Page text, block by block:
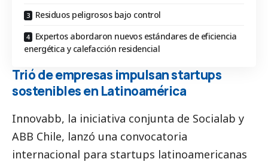
Residuos peligrosos bajo control
Expertos abordaron nuevos estándares de eficiencia
energética y calefacción residencial
Trió de empresas impulsan startups
sostenibles en Latinoamérica
Innovabb, la iniciativa conjunta de Socialab y
ABB Chile, lanzó una convocatoria
internacional para startups latinoamericanas